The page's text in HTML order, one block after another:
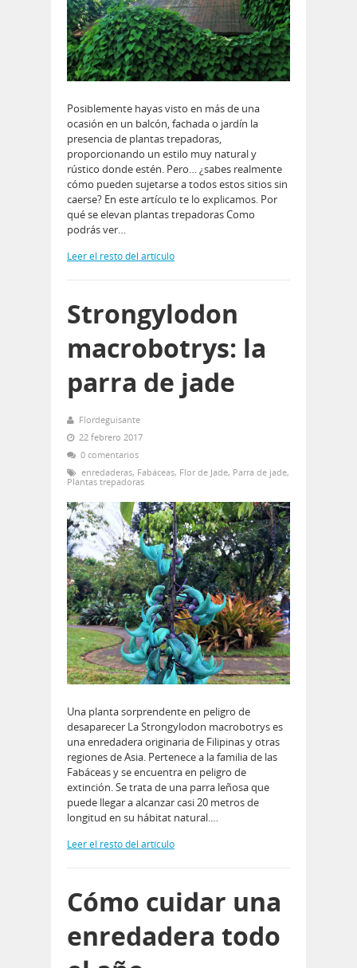
Posiblemente hayas visto en más de una
ocasión en un balcón, fachada o jardín la
presencia de plantas trepadoras,
proporcionando un estilo muy natural y
rústico donde estén. Pero… ¿sabes realmente
cómo pueden sujetarse a todos estos sitios sin
caerse? En este artículo te lo explicamos. Por
qué se elevan plantas trepadoras Como
podrás ver…
Leer el resto del artículo
Strongylodon
macrobotrys: la
parra de jade
Flordeguisante
22 febrero 2017
0 comentarios
enredaderas, Fabáceas, Flor de Jade, Parra de jade,
Plantas trepadoras
Una planta sorprendente en peligro de
desaparecer La Strongylodon macrobotrys es
una enredadera originaria de Filipinas y otras
regiones de Asia. Pertenece a la familia de las
Fabáceas y se encuentra en peligro de
extinción. Se trata de una parra leñosa que
puede llegar a alcanzar casi 20 metros de
longitud en su hábitat natural.…
Leer el resto del artículo
Cómo cuidar una
enredadera todo